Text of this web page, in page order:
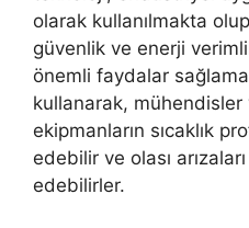
olarak kullanılmakta
güvenlik ve enerji
önemli faydalar
kullanarak, mühendisler
ekipmanların sıcaklık
edebilir ve olası
edebilirler.